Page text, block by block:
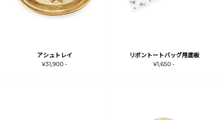
アシュトレイ
¥31,900 -
リボントートバッグ用底板
¥1,650 -